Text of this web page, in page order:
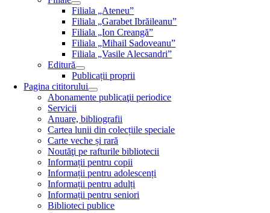
Filiala „Ateneu”
Filiala „Garabet Ibrăileanu”
Filiala „Ion Creangă”
Filiala „Mihail Sadoveanu”
Filiala „Vasile Alecsandri”
Editură
Publicații proprii
Pagina cititorului
Abonamente publicaţii periodice
Servicii
Anuare, bibliografii
Cartea lunii din colecțiile speciale
Carte veche și rară
Noutăţi pe rafturile bibliotecii
Informații pentru copii
Informații pentru adolescenți
Informații pentru adulți
Informații pentru seniori
Biblioteci publice